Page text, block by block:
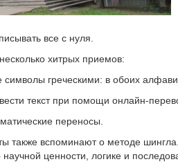
все с нуля.
хитрых приемов:
символы греческими: в обоих
текст при помощи онлайн-
переносы.
также вспоминают о методе
ценности, логике и